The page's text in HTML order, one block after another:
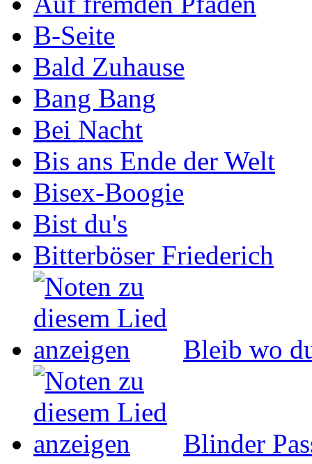
B-Seite
Bald Zuhause
Bang Bang
Bei Nacht
Bis ans Ende der Welt
Bisex-Boogie
Bist du's
Bitterböser Friederich
Bleib wo
Blinder